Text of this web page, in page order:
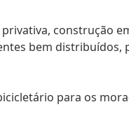
construção
bem
para os